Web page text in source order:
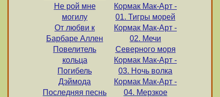
Не рой мне
могилу
От любви к
Барбаре Аллен
Повелитель
кольца
Погибель
Дэймода
Последняя песнь
Кормак Мак-Арт -
01. Тигры морей
Кормак Мак-Арт -
02. Мечи
Северного моря
Кормак Мак-Арт -
03. Ночь волка
Кормак Мак-Арт -
04. Мерзкое